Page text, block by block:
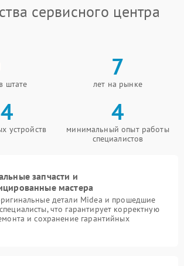
сервисного центра
штате
7
лет на рынке
устройств
4
минимальный опыт работы
специалистов
запчасти и
мастера
детали Midea и прошедшие
что гарантирует корректную
и сохранение гарантийных